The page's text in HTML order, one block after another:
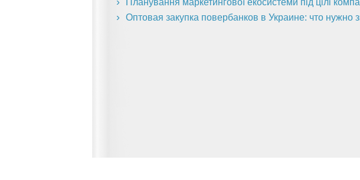
Планування маркетингової екосистеми під цілі
Оптовая закупка повербанков в Украине: что нужно